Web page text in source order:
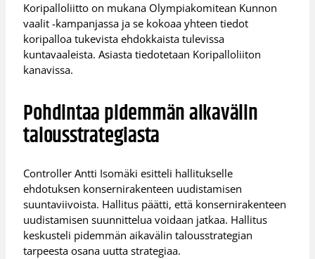
Koripalloliitto on mukana Olympiakomitean Kunnon
vaalit -kampanjassa ja se kokoaa yhteen tiedot
koripalloa tukevista ehdokkaista tulevissa
kuntavaaleista. Asiasta tiedotetaan Koripalloliiton
kanavissa.
Pohdintaa pidemmän aikavälin
talousstrategiasta
Controller Antti Isomäki esitteli hallitukselle
ehdotuksen konsernirakenteen uudistamisen
suuntaviivoista. Hallitus päätti, että konsernirakenteen
uudistamisen suunnittelua voidaan jatkaa. Hallitus
keskusteli pidemmän aikavälin talousstrategian
tarpeesta osana uutta strategiaa.